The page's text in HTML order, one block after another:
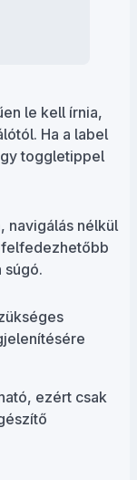
le kell írnia,
Ha a label
toggletippel
navigálás nélkül
súgó.
ezért csak